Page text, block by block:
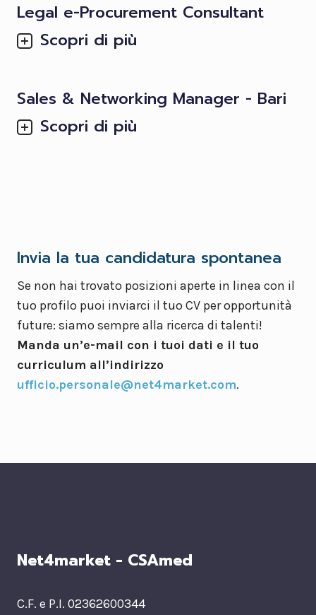
Legal e-Procurement Consultant
Scopri di più
Sales & Networking Manager - Bari
Scopri di più
Invia la tua candidatura spontanea
Se non hai trovato posizioni aperte in linea con il
tuo profilo puoi inviarci il tuo CV per opportunità
future: siamo sempre alla ricerca di talenti!
Manda un’e-mail con i tuoi dati e il tuo
curriculum all’indirizzo
ufficio.personale@net4market.com.
Net4market - CSAmed
C.F. e P.I. 02362600344